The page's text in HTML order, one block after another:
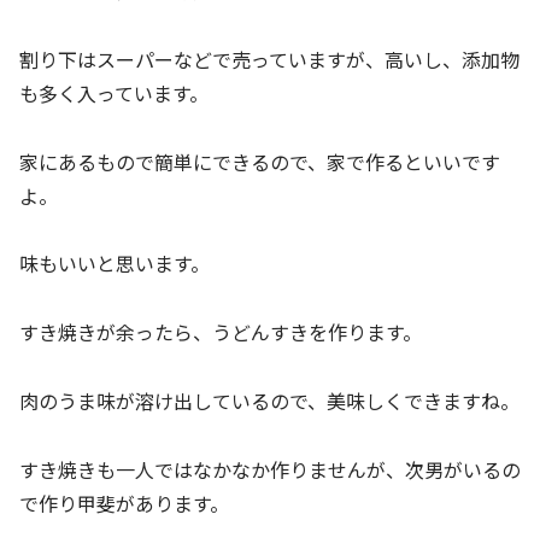
割り下はスーパーなどで売っていますが、高いし、添加物
も多く入っています。
家にあるもので簡単にできるので、家で作るといいです
よ。
味もいいと思います。
すき焼きが余ったら、うどんすきを作ります。
肉のうま味が溶け出しているので、美味しくできますね。
すき焼きも一人ではなかなか作りませんが、次男がいるの
で作り甲斐があります。